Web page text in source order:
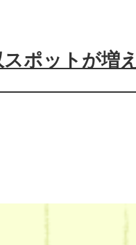
ポットが増